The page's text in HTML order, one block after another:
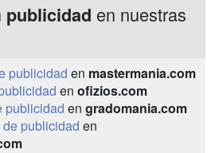
publicidad en nuestras
publicidad en mastermania.com
en ofizios.com
publicidad en gradomania.com
publicidad en